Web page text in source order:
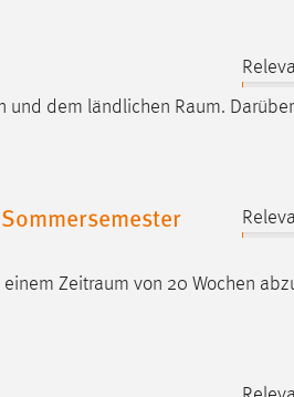
und dem ländlichen Raum.
einem Zeitraum von 20 Wochen